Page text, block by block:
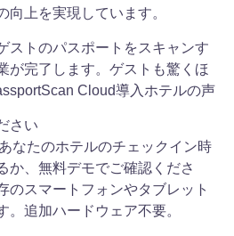
向上を実現しています。
ストのパスポートをスキャンす
が完了します。ゲストも驚くほ
Cloud導入ホテルの声
さい
なたのホテルのチェックイン時
か、無料デモでご確認くださ
のスマートフォンやタブレット
。追加ハードウェア不要。